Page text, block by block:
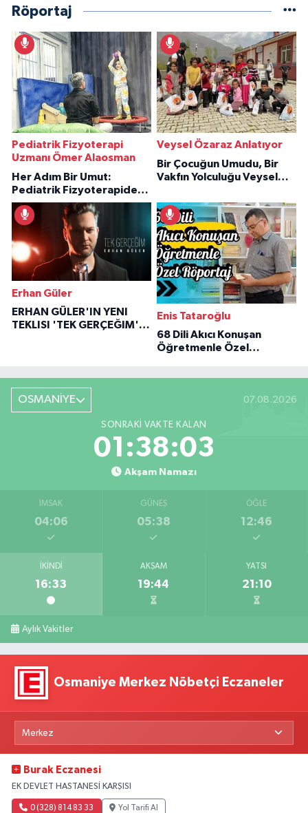
Röportaj
Pediatrik Fizyoterapi
Uzmanı Ömer Alaosman
Her Adım Bir Umut:
Pediatrik Fizyoterapiden
İlham Veren Hikâyeler
Veysel Özaraz Anlatıyor
Bir Çocuğun Umudu, Bir
Vakfın Yolculuğu Veysel
Erhan Güler
ERHAN GÜLER'IN YENI
TEKLISI 'TEK GERÇEĞIM'LE
Enis Tataroğlu
68 Dili Akıcı Konuşan
Öğretmenle Özel
OSMANİYE 07.08.2026
SONRAKI VAKTE KALAN
01:38:02
Akşam Namazı
İMSAK
04:06
GÜNEŞ
05:38
ÖĞLE
12:46
İKINDI
16:33
AKŞAM
19:44
YATSI
21:10
Aylık Vakitler
Osmaniye Merkez Nöbetçi Eczaneler
Burak Eczanesi
EK DEVLET HASTANESİ KARŞISI
0 (328) 814 83 33 Yol Tarifi Al